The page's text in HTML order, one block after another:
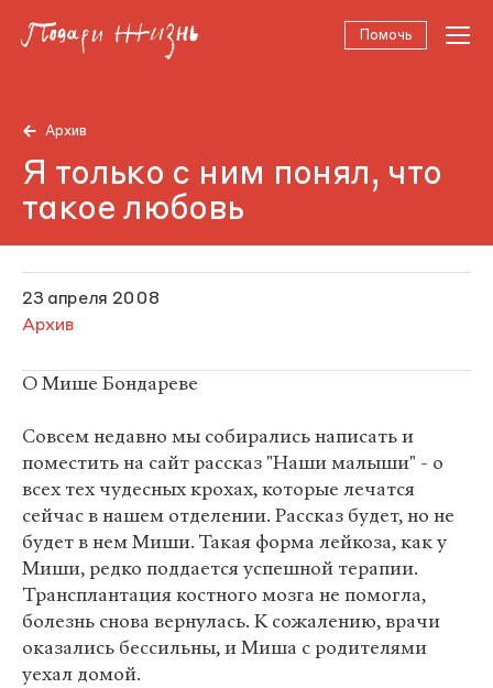
Помочь
Архив
Я только с ним понял, что
такое любовь
23 апреля 2008
Архив
О Мише Бондареве
Совсем недавно мы собирались написать и
поместить на сайт рассказ "Наши малыши" - о
всех тех чудесных крохах, которые лечатся
сейчас в нашем отделении. Рассказ будет, но не
будет в нем Миши. Такая форма лейкоза, как у
Миши, редко поддается успешной терапии.
Трансплантация костного мозга не помогла,
болезнь снова вернулась. К сожалению, врачи
оказались бессильны, и Миша с родителями
уехал домой.